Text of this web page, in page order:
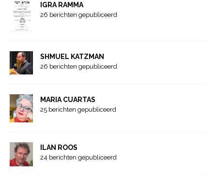
IGRA RAMMA
26 berichten gepubliceerd
SHMUEL KATZMAN
26 berichten gepubliceerd
MARIA CUARTAS
25 berichten gepubliceerd
ILAN ROOS
24 berichten gepubliceerd